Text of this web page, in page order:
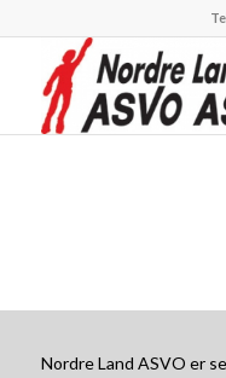
Nordre Land ASVO er